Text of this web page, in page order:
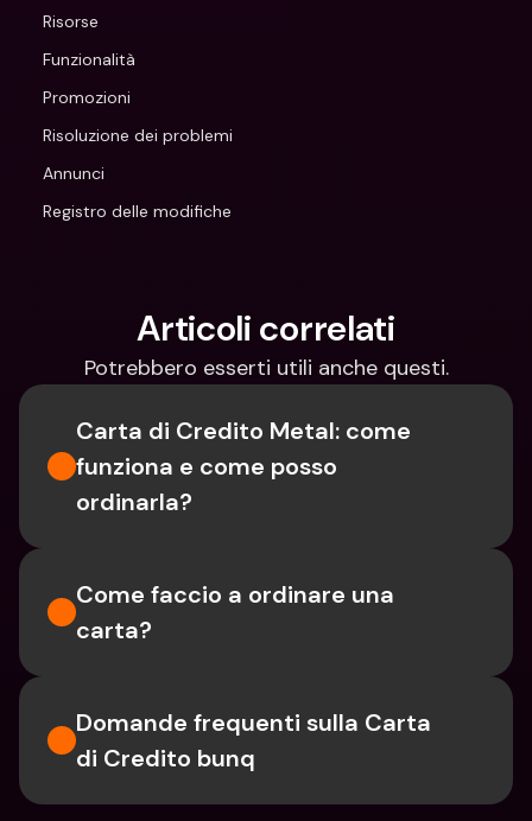
Risorse
Funzionalità
Promozioni
Risoluzione dei problemi
Annunci
Registro delle modifiche
Articoli correlati
Potrebbero esserti utili anche questi.
Carta di Credito Metal: come
funziona e come posso
ordinarla?
Come faccio a ordinare una
carta?
Domande frequenti sulla Carta
di Credito bunq